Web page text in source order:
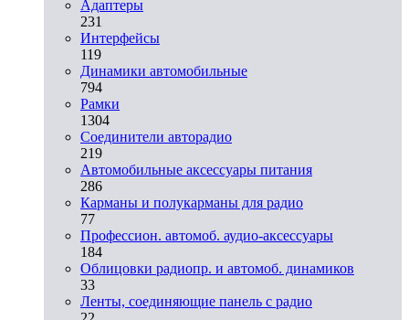
Адаптеры
231
Интерфейсы
119
Динамики автомобильные
794
Рамки
1304
Соединители авторадио
219
Автомобильные аксессуары питания
286
Карманы и полукарманы для радио
77
Профессион. автомоб. аудио-аксессуары
184
Облицовки радиопр. и автомоб. динамиков
33
Ленты, соединяющие панель с радио